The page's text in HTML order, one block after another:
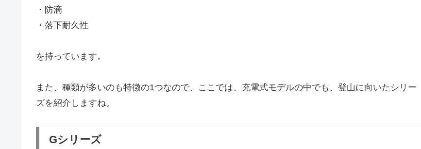
・防滴
・落下耐久性
を持っています。
また、種類が多いのも特徴の1つなので、ここでは、充電式モデルの中でも、登山に向いたシリー
ズを紹介しますね。
Gシリーズ